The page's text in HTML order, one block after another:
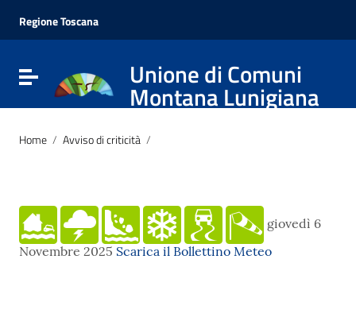
Vai al menu di navigazione
Vai al footer
Regione Toscana
Attiva / disattiva la navigazioneUnione di Comuni
Montana Lunigiana
Home / Avviso di criticità /
giovedì 6
Novembre 2025 Scarica il Bollettino Meteo